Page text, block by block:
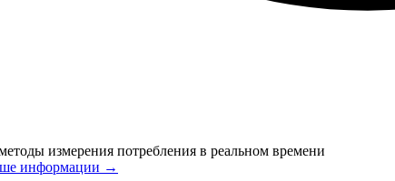
измерения потребления в реальном времени
информации →